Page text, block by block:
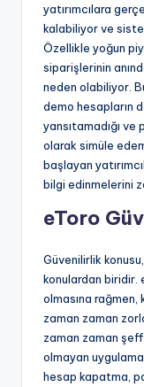
yatırımcılara
kalabiliyor ve
Özellikle yoğun
siparişlerinin
neden olabiliyor.
demo hesapların
yansıtamadığı
olarak simüle
başlayan
bilgi edinmelerini
eToro
Güvenilirlik
konulardan biridir.
olmasına rağmen,
zaman zaman
zaman zaman
olmayan
hesap kapatma,